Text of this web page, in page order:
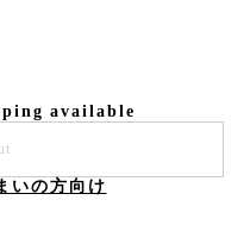
available
いの方向け